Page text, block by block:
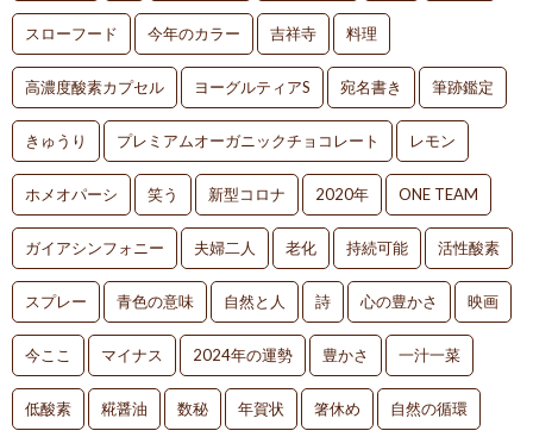
スローフード 今年のカラー 吉祥寺 料理
高濃度酸素カプセル ヨーグルティアS 宛名書き 筆跡鑑定
きゅうり プレミアムオーガニックチョコレート レモン
ホメオパーシ 笑う 新型コロナ 2020年 ONE TEAM
ガイアシンフォニー 夫婦二人 老化 持続可能 活性酸素
スプレー 青色の意味 自然と人 詩 心の豊かさ 映画
今ここ マイナス 2024年の運勢 豊かさ 一汁一菜
低酸素 糀醤油 数秘 年賀状 箸休め 自然の循環